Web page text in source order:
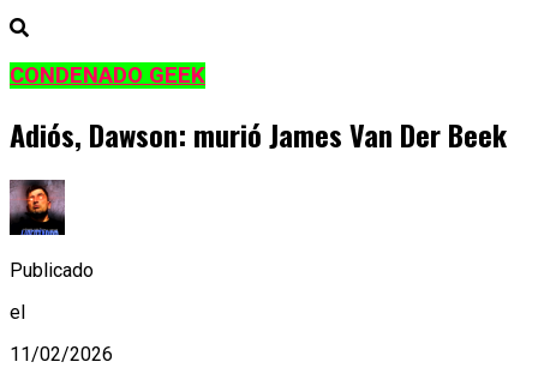
CONDENADO GEEK
Adiós, Dawson: murió James Van Der Beek
Publicado
el
11/02/2026